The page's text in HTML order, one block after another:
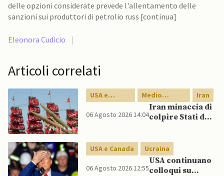
delle opzioni considerate prevede l'allentamento delle
sanzioni sui produttori di petrolio russ [continua]
Eleonora Cudicio |
Articoli correlati
USA e
Canada
Medio
Oriente
Iran
06 Agosto 2026 14:04
Iran minaccia di
colpire Stati del
USA e Canada Ucraina
06 Agosto 2026 12:55
USA continuano
colloqui su